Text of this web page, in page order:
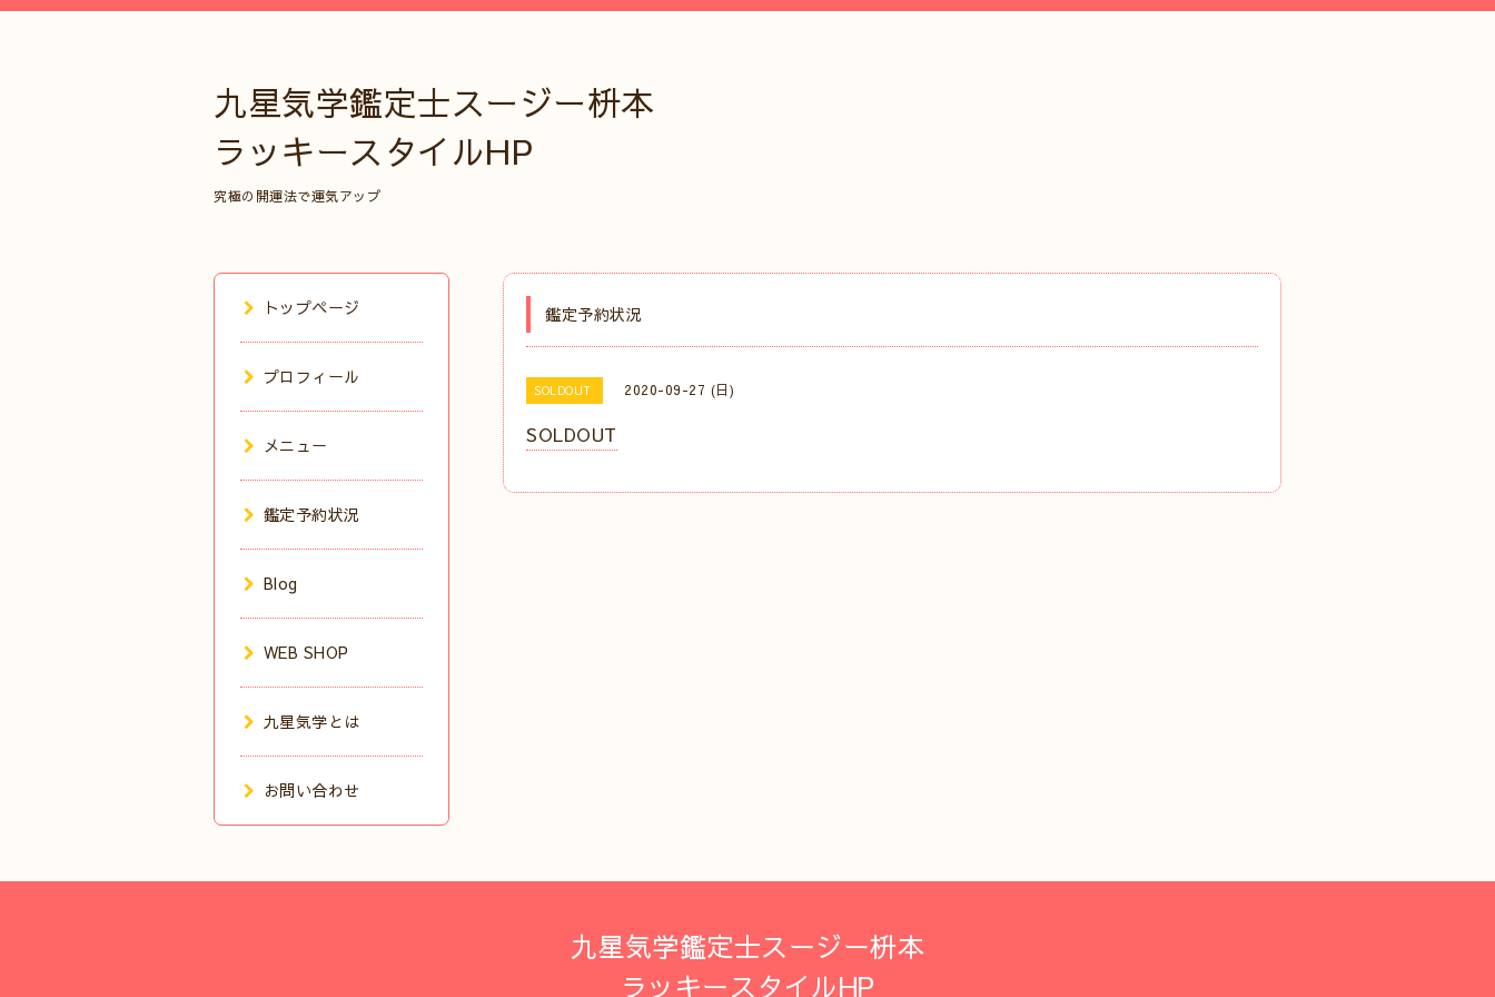
九星気学鑑定士スージー枡本
ラッキースタイルHP
究極の開運法で運気アップ
鑑定予約状況
SOLDOUT 2020-09-27 (日)
SOLDOUT
トップページ
プロフィール
メニュー
鑑定予約状況
Blog
WEB SHOP
九星気学とは
お問い合わせ
九星気学鑑定士スージー枡本
ラッキースタイルHP